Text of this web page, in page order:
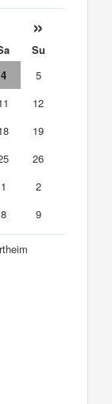
»
Su
4
5
12
19
26
1
2
8 9